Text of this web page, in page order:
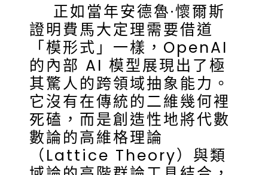
正如當年安德魯·懷爾斯
證明費馬大定理需要借道
「模形式」一樣，OpenAI
的內部 AI 模型展現出了極
其驚人的跨領域抽象能力。
它沒有在傳統的二維幾何裡
死磕，而是創造性地將代數
數論的高維格理論
（Lattice Theory）與類